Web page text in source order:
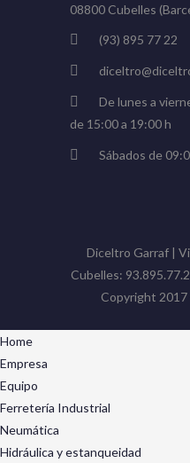
08800 Cubelles
(93) 895 77 22
De lunes a
de 15:00 a 19:00 h
Sábados de
Diceltro Garraf |
Cubelles:
Copyright
Home
Empresa
Equipo
Ferretería Industrial
Neumática
Hidráulica y estanqueidad